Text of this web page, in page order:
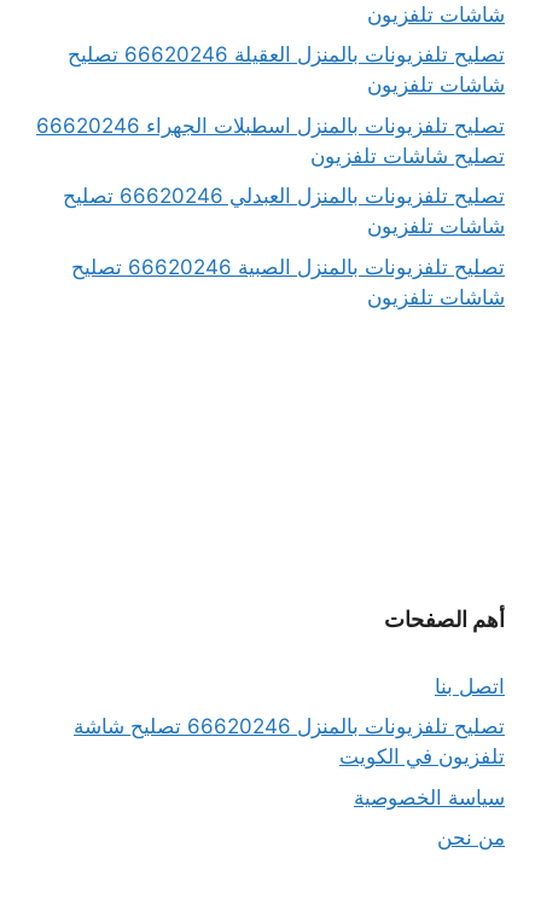
شاشات تلفزيون
تصليح تلفزيونات بالمنزل العقيلة 66620246 تصليح
شاشات تلفزيون
تصليح تلفزيونات بالمنزل اسطبلات الجهراء 66620246
تصليح شاشات تلفزيون
تصليح تلفزيونات بالمنزل العبدلي 66620246 تصليح
شاشات تلفزيون
تصليح تلفزيونات بالمنزل الصبية 66620246 تصليح
شاشات تلفزيون
أهم الصفحات
اتصل بنا
تصليح تلفزيونات بالمنزل 66620246 تصليح شاشة
تلفزيون في الكويت
سياسة الخصوصية
من نحن